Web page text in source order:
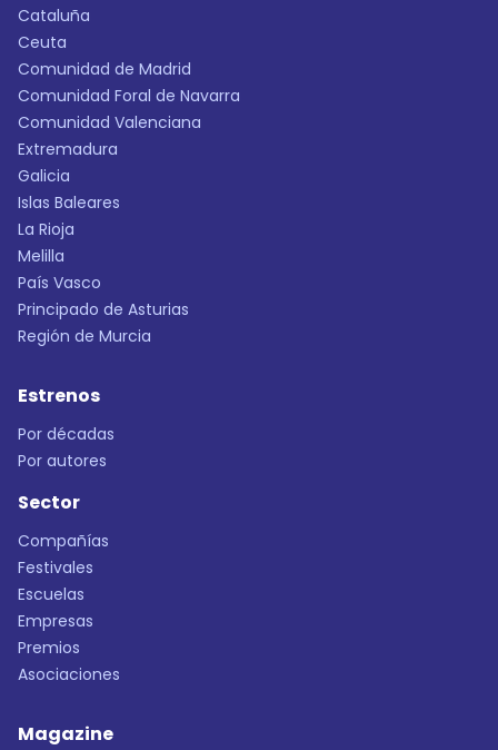
Cataluña
Ceuta
Comunidad de Madrid
Comunidad Foral de Navarra
Comunidad Valenciana
Extremadura
Galicia
Islas Baleares
La Rioja
Melilla
País Vasco
Principado de Asturias
Región de Murcia
Estrenos
Por décadas
Por autores
Sector
Compañías
Festivales
Escuelas
Empresas
Premios
Asociaciones
Magazine